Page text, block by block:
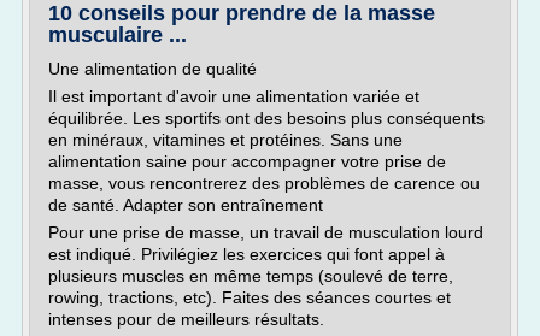
10 conseils pour prendre de la masse
musculaire ...
Une alimentation de qualité
Il est important d'avoir une alimentation variée et
équilibrée. Les sportifs ont des besoins plus conséquents
en minéraux, vitamines et protéines. Sans une
alimentation saine pour accompagner votre prise de
masse, vous rencontrerez des problèmes de carence ou
de santé. Adapter son entraînement
Pour une prise de masse, un travail de musculation lourd
est indiqué. Privilégiez les exercices qui font appel à
plusieurs muscles en même temps (soulevé de terre,
rowing, tractions, etc). Faites des séances courtes et
intenses pour de meilleurs résultats.